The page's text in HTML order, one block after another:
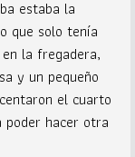
estaba la
que solo tenía
la fregadera,
y un pequeño
el cuarto
poder hacer otra